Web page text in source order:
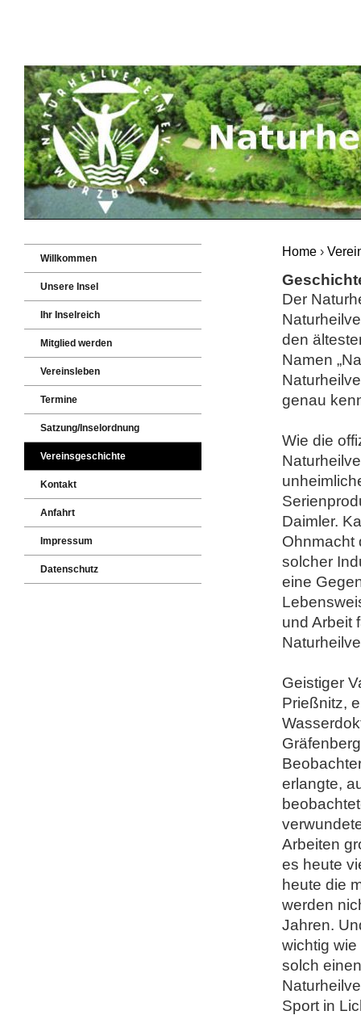
Home ›
Der
den
Namen
genau
Wie die
Daimler.
Ohnmacht
solcher
eine
und Arbeit
Geistiger
Prießnitz,
erlangte,
Arbeiten
es heute
heute die
werden
Jahren.
wichtig
solch
Sport in
Willkommen
Unsere Insel
Ihr Inselreich
Mitglied werden
Vereinsleben
Termine
Satzung/Inselordnung
Vereinsgeschichte
Kontakt
Anfahrt
Impressum
Datenschutz